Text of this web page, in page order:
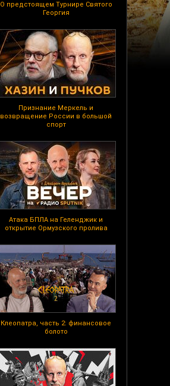
О предстоящем Турнире Святого
Георгия
Признание Меркель и
возвращение России в большой
спорт
Атака БПЛА на Геленджик и
открытие Ормузского пролива
Клеопатра, часть 2: финансовое
болото